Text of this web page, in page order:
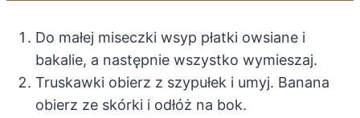
Do małej miseczki wsyp płatki owsiane i
bakalie, a następnie wszystko wymieszaj.
Truskawki obierz z szypułek i umyj. Banana
obierz ze skórki i odłóż na bok.